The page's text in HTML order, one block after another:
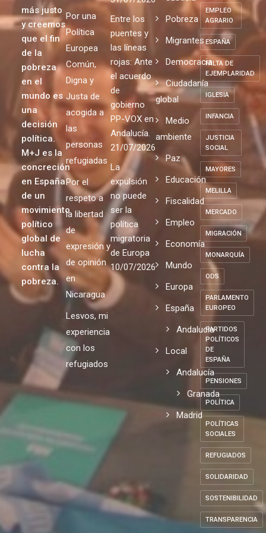
construcción
de un
mundo
más justo
y creemos
que el fin
de la
pobreza
en el
mundo es
una
decisión
política.
M+J es la
concreción
en España
de un
movimiento
político
global de
lucha
contra la
cada vez
que se
repite
Por una
Política
Europea
Común,
Digna y
Justa de
acogida a
las
personas
refugiadas
respeto a
la libertad
de
expresión y
de opinión
en
Nicaragua
Lesvos, mi
experiencia
refugiados
repite
31/07/2026
Entre los
puentes y
las líneas
rojas: Ante
el acuerdo
de
gobierno
PP-VOX en
Andalucía.
21/07/2026
La
expulsión
no puede
ser la
política
migratoria
de Europa
10/07/2026
Opinión
Justicia
Pobreza
Migrantes
Democracia
Ciudadanía
global
Medio
ambiente
Paz
Educación
Fiscalidad
Empleo
Economía
Mundo
Europa
España
Andalucia
Local
Andalucía
Granada
EDUCACIÓN
EMPATÍA
EMPLEO
AGRARIO
ESPAÑA
FALTA DE
EJEMPLARIDAD
IGLESIA
INFANCIA
JUSTICIA
SOCIAL
MAYORES
MELILLA
MERCADO
MIGRACIÓN
MONARQUÍA
ODS
PARLAMENTO
EUROPEO
PARTIDOS
POLÍTICOS
DE
ESPAÑA
PENSIONES
POLÍTICA
POLÍTICAS
SOCIALES
REFUGIADOS
SOLIDARIDAD